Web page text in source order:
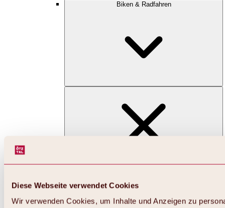
Diese Webseite verwendet Cookies
Wir verwenden Cookies, um Inhalte und Anzeigen zu
Biken & Radfahren